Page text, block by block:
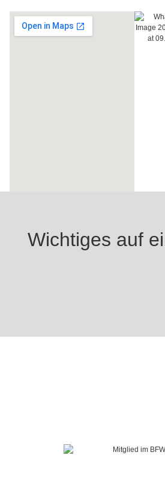
Wichtiges auf